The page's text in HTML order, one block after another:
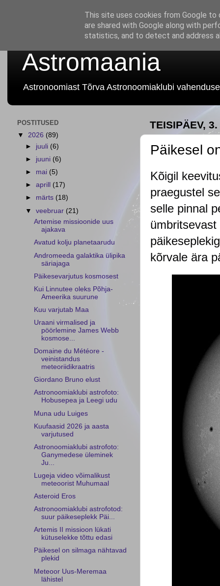
Astromaania
Astronoomiast Tõrva Astronoomiaklubi
TEISIPÄEV,
Päikesel
Kõigil
praegustel
selle pinnal
kõrvale ära
POSTITUSED
▼ 2026 (89)
► juuli (6)
► juuni (6)
► mai (5)
►aprill (17)
► märts (18)
▼veebruar (21)
Artemise missioonide uus
ajakava
Avatud kolju planetaarudu
Andromeeda galaktika ülipika
säriajaga
Päikesevarjutus kosmosest
Kui Linnutee oleks Põhja-
Ameerika suurune
Kuu varjutab Maa
Uraani virmalised ja
pöörlemine James Webb
kosmose...
Domaine du Météore -
veinistandus
meteoriidikraatris
Giordano Bruno elust
Astronoomiaklubi astrofoto:
Hobusepea ja Leegi udu
Muna udu Luiges
Kuufaasid 2026 ja aasta
varjutused
Astronoomiaklubi astrofoto:
Ganymedese üleminek
Ju...
Lugeja video võimalikust
meteoorist Muhumaal
Asteroid Eros
Astronoomiaklubi astrofotod:
suur päikeseplekk Päi...
Artemis II missioon lükati
kütuselekke tõttu edasi
Päikesel on silmaga nähtavad
plekid
Meteoor Uus-Meremaa
lähistel
This site uses cookies from Google to
are shared with Google along with
statistics, and to detect and address